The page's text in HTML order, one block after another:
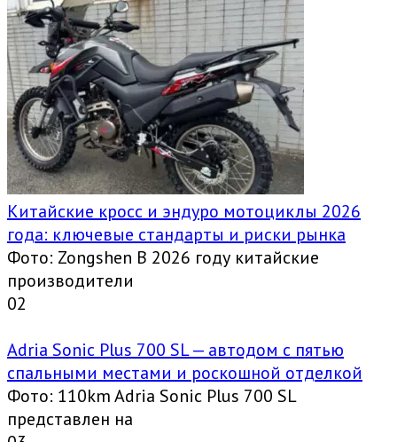
Китайские кросс и эндуро мотоциклы 2026
года: ключевые стандарты и риски рынка
Фото: Zongshen В 2026 году китайские
производители
02
Adria Sonic Plus 700 SL — автодом с пятью
спальными местами и роскошной отделкой
Фото: 110km Adria Sonic Plus 700 SL
представлен на